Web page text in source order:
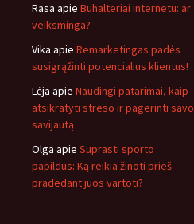
Rasa apie Buhalteriai internetu: ar
veiksminga?
Vika apie Remarketingas padės
susigrąžinti potencialius klientus!
Lėja apie Naudingi patarimai, kaip
atsikratyti streso ir pagerinti savo
savijautą
Olga apie Suprasti sporto
papildus: Ką reikia žinoti prieš
pradedant juos vartoti?